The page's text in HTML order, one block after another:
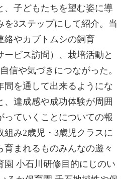
、子どもたちを望む姿に導
を3ステップにして紹介。当
絡やカブトムシの飼育
ビス訪問）、栽培活動と
信や気づきにつながった。
間を通して出来るようにな
、達成感や成功体験が周囲
っていくことについての報
み2歳児・3歳児クラスに
まれるものみんなの遊々
園 小石川研修目的にじのい